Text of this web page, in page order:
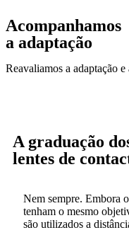
Acompanhamos
a adaptação
Reavaliamos a adaptação
A graduação
lentes de
Nem sempre. Embora
tenham o mesmo
são utilizados a